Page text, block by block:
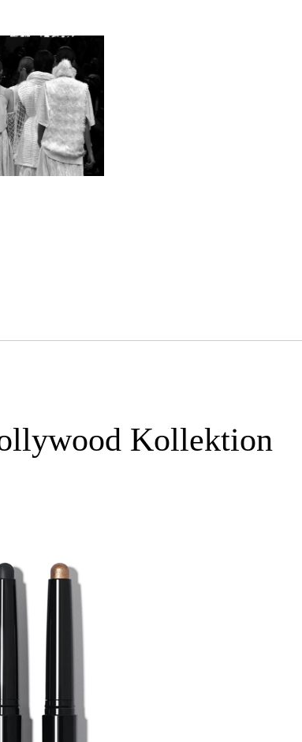
Kollektion